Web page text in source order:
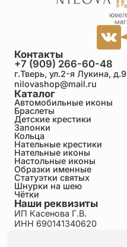
Каталог
Автомобильные иконы
Браслеты
Детские крестики
Запонки
Кольца
Нательные крестики
Нательные иконы
Настольные иконы
Образки именные
Статуэтки святых
Шнурки на шею
Чётки
Контакты
+7 (909) 266-60-48
г.Тверь, ул.2-я Лукина, д.9
nilovashop@mail.ru
Наши реквизиты
ИП Касенова Г.В.
ИНН 690141340620